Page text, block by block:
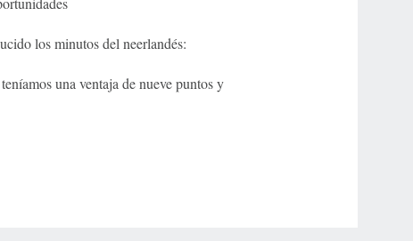
los minutos del neerlandés:
una ventaja de nueve puntos y